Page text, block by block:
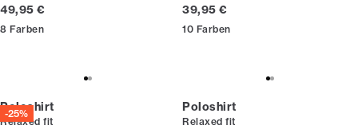
Preis
49,95 €
8 Farben
Preis
39,95 €
10 Farben
-25%
Poloshirt
Relaxed fit
Poloshirt
Relaxed fit